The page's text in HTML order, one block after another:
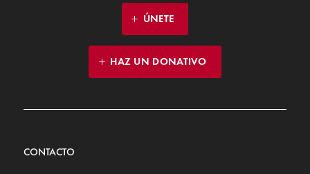
ÚNETE
HAZ UN DONATIVO
CONTACTO